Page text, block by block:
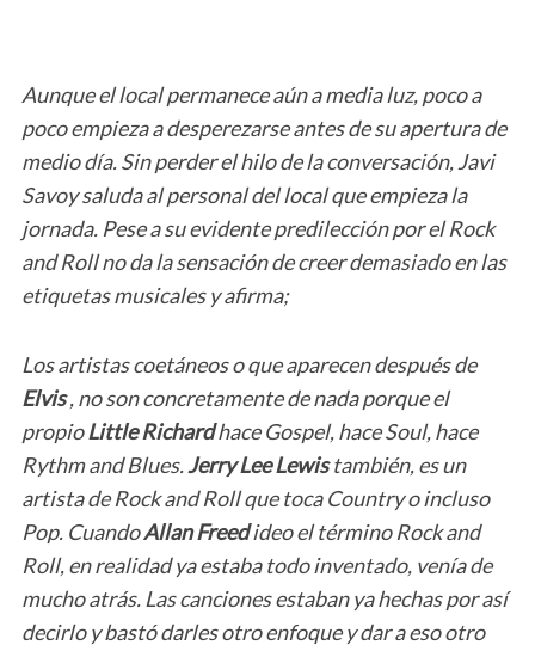
Aunque el local permanece aún a media luz, poco a
poco empieza a desperezarse antes de su apertura de
medio día. Sin perder el hilo de la conversación, Javi
Savoy saluda al personal del local que empieza la
jornada. Pese a su evidente predilección por el Rock
and Roll no da la sensación de creer demasiado en las
etiquetas musicales y afirma;
Los artistas coetáneos o que aparecen después de
Elvis, no son concretamente de nada porque el
propioLittle Richardhace Gospel, hace Soul, hace
Rythm and Blues.Jerry Lee Lewistambién, es un
artista de Rock and Roll que toca Country o incluso
Pop. CuandoAllan Freedideo el término Rock and
Roll, en realidad ya estaba todo inventado, venía de
mucho atrás. Las canciones estaban ya hechas por así
decirlo y bastó darles otro enfoque y dar a eso otro